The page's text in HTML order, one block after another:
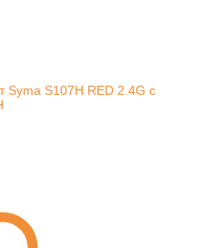
Syma S107H RED 2.4G с